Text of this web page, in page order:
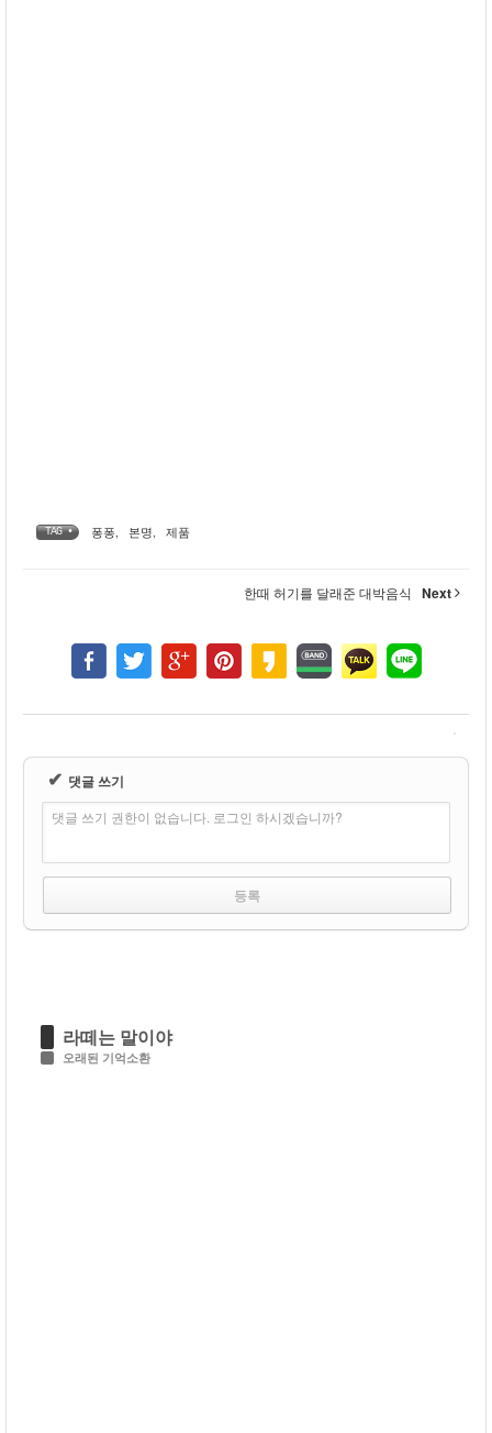
TAG • 퐁퐁, 본명, 제품
한때 허기를 달래준 대박음식 Next
✔ 댓글 쓰기
댓글 쓰기 권한이 없습니다. 로그인 하시겠습니까?
라떼는 말이야
오래된 기억소환